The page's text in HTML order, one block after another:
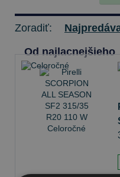
Zoradiť:
Od najlacnejšieho